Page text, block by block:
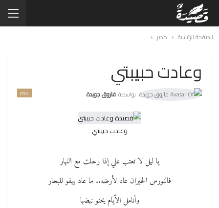
الصفحة الرئيسية مصر
وعادت حبيبتي
مصر بواسطة فاروق جويدة
وعادت حبيبتي
يا ليل لا تعتب علي إذا رحلت مع النهار
فالنورس الحيران عاد لأرضه.. ما عاد يهفو للبحار
وأنامل الأيام يحنو نبضها